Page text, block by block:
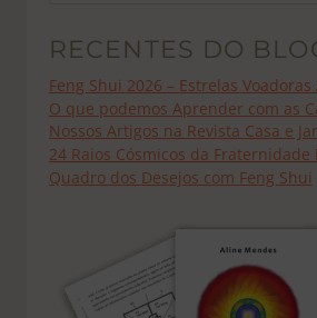
RECENTES DO
Feng Shui 2026 – Estrelas Voadoras
O que podemos Aprender com as
Nossos Artigos na Revista Casa e
24 Raios Cósmicos da Fraternidade
Quadro dos Desejos com Feng Shui